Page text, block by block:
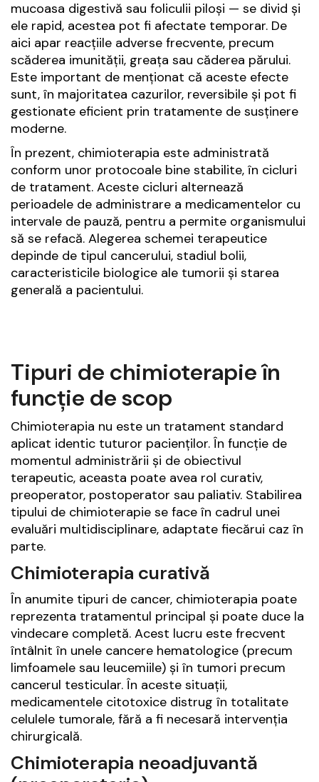
mucoasa digestivă sau foliculii piloși — se divid și
ele rapid, acestea pot fi afectate temporar. De
aici apar reacțiile adverse frecvente, precum
scăderea imunității, greața sau căderea părului.
Este important de menționat că aceste efecte
sunt, în majoritatea cazurilor, reversibile și pot fi
gestionate eficient prin tratamente de susținere
moderne.
În prezent, chimioterapia este administrată
conform unor protocoale bine stabilite, în cicluri
de tratament. Aceste cicluri alternează
perioadele de administrare a medicamentelor cu
intervale de pauză, pentru a permite organismului
să se refacă. Alegerea schemei terapeutice
depinde de tipul cancerului, stadiul bolii,
caracteristicile biologice ale tumorii și starea
generală a pacientului.
Tipuri de chimioterapie în
funcție de scop
Chimioterapia nu este un tratament standard
aplicat identic tuturor pacienților. În funcție de
momentul administrării și de obiectivul
terapeutic, aceasta poate avea rol curativ,
preoperator, postoperator sau paliativ. Stabilirea
tipului de chimioterapie se face în cadrul unei
evaluări multidisciplinare, adaptate fiecărui caz în
parte.
Chimioterapia curativă
În anumite tipuri de cancer, chimioterapia poate
reprezenta tratamentul principal și poate duce la
vindecare completă. Acest lucru este frecvent
întâlnit în unele cancere hematologice (precum
limfoamele sau leucemiile) și în tumori precum
cancerul testicular. În aceste situații,
medicamentele citotoxice distrug în totalitate
celulele tumorale, fără a fi necesară intervenția
chirurgicală.
Chimioterapia neoadjuvantă